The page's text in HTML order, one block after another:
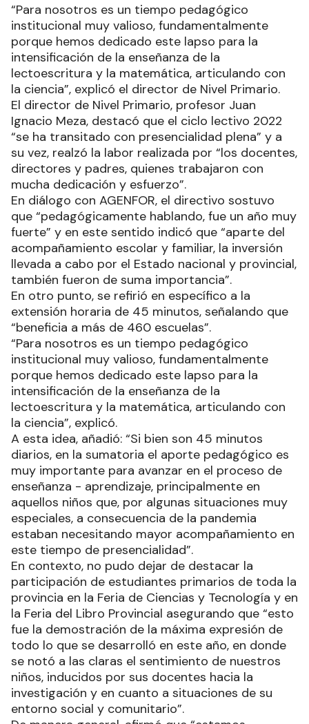
“Para nosotros es un tiempo pedagógico
institucional muy valioso, fundamentalmente
porque hemos dedicado este lapso para la
intensificación de la enseñanza de la
lectoescritura y la matemática, articulando con
la ciencia”, explicó el director de Nivel Primario.
El director de Nivel Primario, profesor Juan
Ignacio Meza, destacó que el ciclo lectivo 2022
“se ha transitado con presencialidad plena” y a
su vez, realzó la labor realizada por “los docentes,
directores y padres, quienes trabajaron con
mucha dedicación y esfuerzo”.
En diálogo con AGENFOR, el directivo sostuvo
que “pedagógicamente hablando, fue un año muy
fuerte” y en este sentido indicó que “aparte del
acompañamiento escolar y familiar, la inversión
llevada a cabo por el Estado nacional y provincial,
también fueron de suma importancia”.
En otro punto, se refirió en específico a la
extensión horaria de 45 minutos, señalando que
“beneficia a más de 460 escuelas”.
“Para nosotros es un tiempo pedagógico
institucional muy valioso, fundamentalmente
porque hemos dedicado este lapso para la
intensificación de la enseñanza de la
lectoescritura y la matemática, articulando con
la ciencia”, explicó.
A esta idea, añadió: “Si bien son 45 minutos
diarios, en la sumatoria el aporte pedagógico es
muy importante para avanzar en el proceso de
enseñanza - aprendizaje, principalmente en
aquellos niños que, por algunas situaciones muy
especiales, a consecuencia de la pandemia
estaban necesitando mayor acompañamiento en
este tiempo de presencialidad”.
En contexto, no pudo dejar de destacar la
participación de estudiantes primarios de toda la
provincia en la Feria de Ciencias y Tecnología y en
la Feria del Libro Provincial asegurando que “esto
fue la demostración de la máxima expresión de
todo lo que se desarrolló en este año, en donde
se notó a las claras el sentimiento de nuestros
niños, inducidos por sus docentes hacia la
investigación y en cuanto a situaciones de su
entorno social y comunitario”.